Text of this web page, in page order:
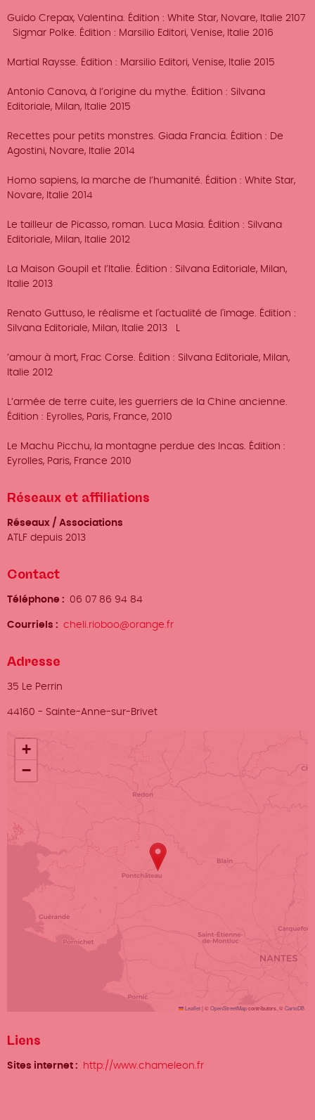
Guido Crepax, Valentina. Édition : White Star, Novare, Italie 2107
Sigmar Polke. Édition : Marsilio Editori, Venise, Italie 2016
Martial Raysse. Édition : Marsilio Editori, Venise, Italie 2015
Antonio Canova, à l’origine du mythe. Édition : Silvana
Editoriale, Milan, Italie 2015
Recettes pour petits monstres. Giada Francia. Édition : De
Agostini, Novare, Italie 2014
Homo sapiens, la marche de l’humanité. Édition : White Star,
Novare, Italie 2014
Le tailleur de Picasso, roman. Luca Masia. Édition : Silvana
Editoriale, Milan, Italie 2012
La Maison Goupil et l’Italie. Édition : Silvana Editoriale, Milan,
Italie 2013
Renato Guttuso, le réalisme et l'actualité de l'image. Édition :
Silvana Editoriale, Milan, Italie 2013 L
’amour à mort, Frac Corse. Édition : Silvana Editoriale, Milan,
Italie 2012
L’armée de terre cuite, les guerriers de la Chine ancienne.
Édition : Eyrolles, Paris, France, 2010
Le Machu Picchu, la montagne perdue des Incas. Édition :
Eyrolles, Paris, France 2010
Réseaux et affiliations
Réseaux / Associations
ATLF depuis 2013
Contact
Téléphone 06 07 86 94 84
Courriels cheli.rioboo@orange.fr
Adresse
Adresse
35 Le Perrin
Ville
44160 - Sainte-Anne-sur-Brivet
Localisation
+
−
Leaflet| ©OpenStreetMapcontributors, ©CartoDB
Liens
Sites internet http://www.chameleon.fr